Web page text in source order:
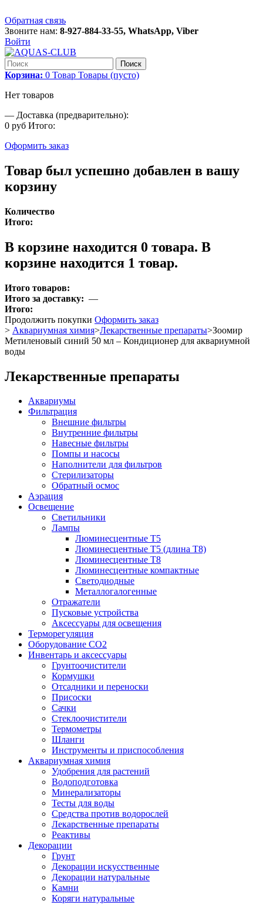
Обратная связь
Звоните нам: 8-927-884-33-55, WhatsApp, Viber
Войти
Поиск
Корзина: 0 Товар Товары (пусто)
Нет товаров
— Доставка (предварительно):
0 руб Итого:
Оформить заказ
Товар был успешно добавлен в вашу
корзину
Количество
Итого:
В корзине находится 0 товара. В
корзине находится 1 товар.
Итого товаров:
Итого за доставку: —
Итого:
Продолжить покупки Оформить заказ
> Аквариумная химия>Лекарственные препараты>Зоомир
Метиленовый синий 50 мл – Кондиционер для аквариумной
воды
Лекарственные препараты
Аквариумы
Фильтрация
Внешние фильтры
Внутренние фильтры
Навесные фильтры
Помпы и насосы
Наполнители для фильтров
Стерилизаторы
Обратный осмос
Аэрация
Освещение
Светильники
Лампы
Люминесцентные T5
Люминесцентные T5 (длина T8)
Люминесцентные T8
Люминесцентные компактные
Светодиодные
Металлогалогенные
Отражатели
Пусковые устройства
Аксессуары для освещения
Терморегуляция
Оборудование CO2
Инвентарь и аксессуары
Грунтоочистители
Кормушки
Отсадники и переноски
Присоски
Сачки
Стеклоочистители
Термометры
Шланги
Инструменты и приспособления
Аквариумная химия
Удобрения для растений
Водоподготовка
Минерализаторы
Тесты для воды
Средства против водорослей
Лекарственные препараты
Реактивы
Декорации
Грунт
Декорации искусственные
Декорации натуральные
Камни
Коряги натуральные